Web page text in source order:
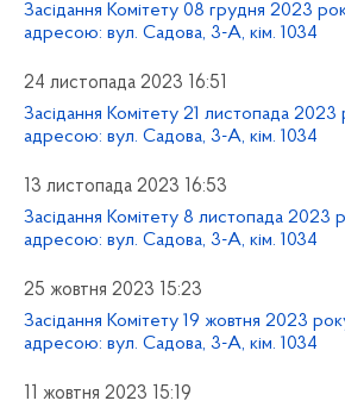
Засідання Комітету 08 грудня 2023
адресою: вул. Садова, 3-А, кім. 1034
24 листопада 2023 16:51
Засідання Комітету 21 листопада 2023
адресою: вул. Садова, 3-А, кім. 1034
13 листопада 2023 16:53
Засідання Комітету 8 листопада 2023
адресою: вул. Садова, 3-А, кім. 1034
25 жовтня 2023 15:23
Засідання Комітету 19 жовтня 2023
адресою: вул. Садова, 3-А, кім. 1034
11 жовтня 2023 15:19